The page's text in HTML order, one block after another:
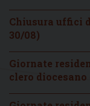
Chiusura uffici
30/08)
Giornate
clero diocesano